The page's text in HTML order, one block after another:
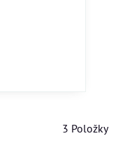
3 Položky